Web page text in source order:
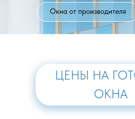
Окна от производителя
ЦЕНЫ НА
ОКНА